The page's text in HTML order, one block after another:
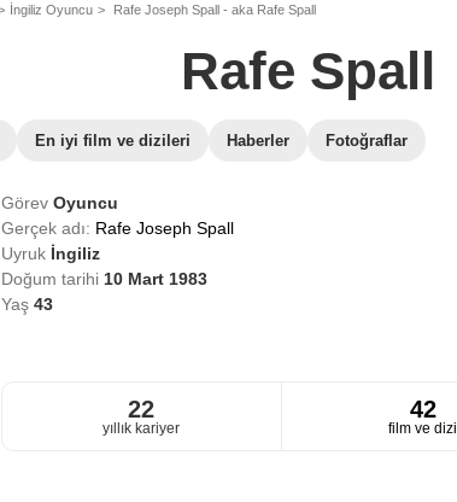
İngiliz Oyuncu Rafe Joseph Spall - aka Rafe Spall
Rafe Spall
En iyi film ve dizileri Haberler Fotoğraflar
Görev Oyuncu
Gerçek adı: Rafe Joseph Spall
Uyruk İngiliz
Doğum tarihi 10 Mart 1983
Yaş 43
22
yıllık kariyer
42
film ve dizi